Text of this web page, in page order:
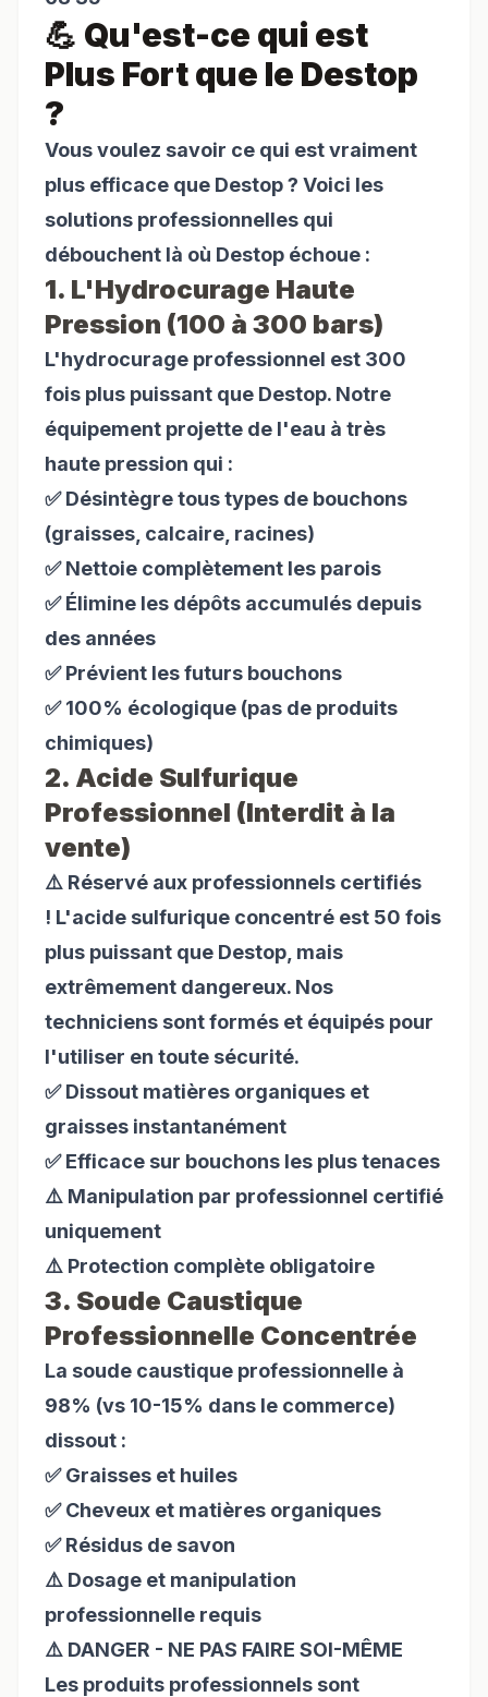
💪 Qu'est-ce qui est
Plus Fort que le Destop
?
Vous voulez savoir ce qui est vraiment
plus efficace que Destop ? Voici les
solutions professionnelles qui
débouchent là où Destop échoue :
1. L'Hydrocurage Haute
Pression (100 à 300 bars)
L'hydrocurage professionnel est 300
fois plus puissant que Destop. Notre
équipement projette de l'eau à très
haute pression qui :
✅ Désintègre tous types de bouchons
(graisses, calcaire, racines)
✅ Nettoie complètement les parois
✅ Élimine les dépôts accumulés depuis
des années
✅ Prévient les futurs bouchons
✅ 100% écologique (pas de produits
chimiques)
2. Acide Sulfurique
Professionnel (Interdit à la
vente)
⚠️ Réservé aux professionnels certifiés
! L'acide sulfurique concentré est 50 fois
plus puissant que Destop, mais
extrêmement dangereux. Nos
techniciens sont formés et équipés pour
l'utiliser en toute sécurité.
✅ Dissout matières organiques et
graisses instantanément
✅ Efficace sur bouchons les plus tenaces
⚠️ Manipulation par professionnel certifié
uniquement
⚠️ Protection complète obligatoire
3. Soude Caustique
Professionnelle Concentrée
La soude caustique professionnelle à
98% (vs 10-15% dans le commerce)
dissout :
✅ Graisses et huiles
✅ Cheveux et matières organiques
✅ Résidus de savon
⚠️ Dosage et manipulation
professionnelle requis
⚠️ DANGER - NE PAS FAIRE SOI-MÊME
Les produits professionnels sont